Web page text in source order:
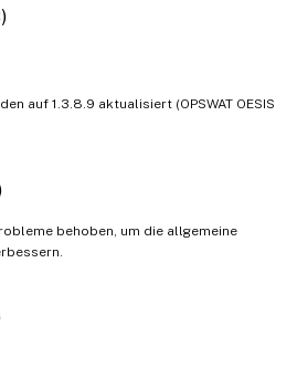
auf 1.3.8.9 aktualisiert (OPSWAT OESIS
behoben, um die allgemeine